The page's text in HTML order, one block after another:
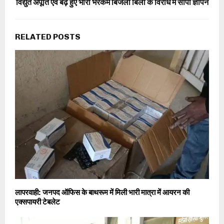
विद्युत अपूर्ति एवं बढ़े हुए भारी भरकम बिजली बिलों के विरोध में सौपा ज्ञापन
RELATED POSTS
लापरवाही: जनपद ऑफिस के बाथरूम में मिली भारी मात्रा में आयरन की
एक्सपायरी टेबलेट